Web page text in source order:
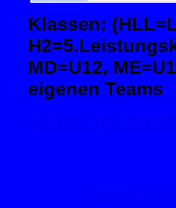
Klassen:
MD=U12,
eigenen Teams